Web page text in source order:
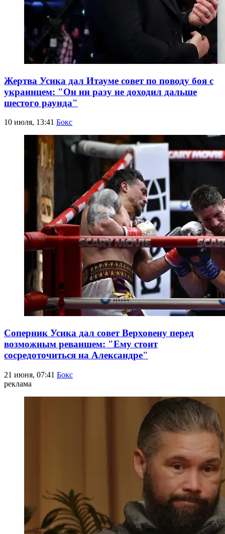
Жертва Усика дал Итауме совет по поводу боя с
украинцем: "Он ни разу не доходил дальше
шестого раунда"
10 июля, 13:41 Бокс
Соперник Усика дал совет Верховену перед
возможным реваншем: "Ему стоит
сосредоточиться на Александре"
21 июня, 07:41 Бокс
реклама